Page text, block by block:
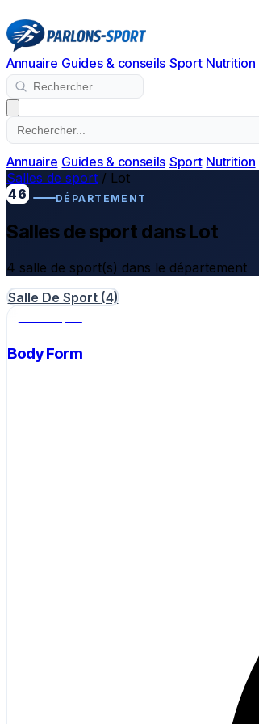
Annuaire Guides & conseils Sport Nutrition
Annuaire Guides & conseils Sport Nutrition
Salles de sport / Lot
46
DÉPARTEMENT
Salles de sport dans Lot
4 salle de sport(s) dans le département
Salle De Sport (4)
Body Form